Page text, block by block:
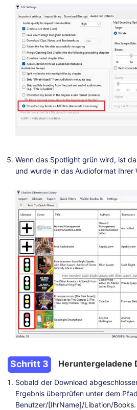
Wenn das Spotlight grün wird, ist
und wurde in das Audioformat Ihrer
Schritt 3 Heruntergeladene
Sobald der Download
Ergebnis überprüfen unter dem
Benutzer/[IhrName]/Libation/Books.